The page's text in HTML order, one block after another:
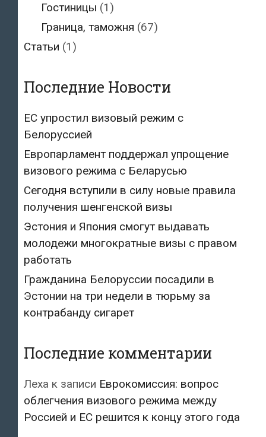
Гостиницы (1)
Граница, таможня (67)
Статьи (1)
Последние Новости
ЕС упростил визовый режим с
Белоруссией
Европарламент поддержал упрощение
визового режима с Беларусью
Сегодня вступили в силу новые правила
получения шенгенской визы
Эстония и Япония смогут выдавать
молодежи многократные визы с правом
работать
Гражданина Белоруссии посадили в
Эстонии на три недели в тюрьму за
контрабанду сигарет
Последние комментарии
Леха к записи Еврокомиссия: вопрос
облегчения визового режима между
Россией и ЕС решится к концу этого года